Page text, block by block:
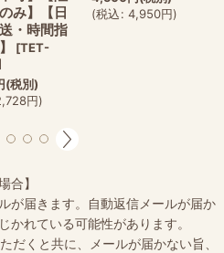
み】【日
・時間指
[TET-
(税別)
円)
(税込: 4,950円)
合】
が届きます。自動返信メールが届か
かれている可能性があります。
だくと共に、メールが届かない旨、